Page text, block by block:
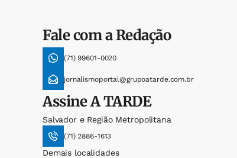
Fale com a Redação
(71) 99601-0020
jornalismoportal@grupoatarde.com.br
AssineA TARDE
Salvador e Região Metropolitana
(71) 2886-1613
Demais localidades